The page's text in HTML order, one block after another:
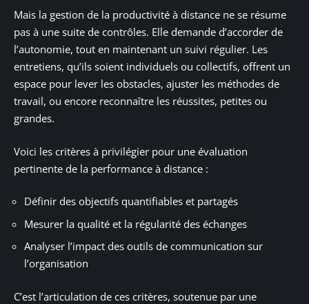
Mais la gestion de la productivité à distance ne se résume
pas à une suite de contrôles. Elle demande d’accorder de
l’autonomie, tout en maintenant un suivi régulier. Les
entretiens, qu’ils soient individuels ou collectifs, offrent un
espace pour lever les obstacles, ajuster les méthodes de
travail, ou encore reconnaître les réussites, petites ou
grandes.
Voici les critères à privilégier pour une évaluation
pertinente de la performance à distance :
Définir des objectifs quantifiables et partagés
Mesurer la qualité et la régularité des échanges
Analyser l’impact des outils de communication sur
l’organisation
C’est l’articulation de ces critères, soutenue par une